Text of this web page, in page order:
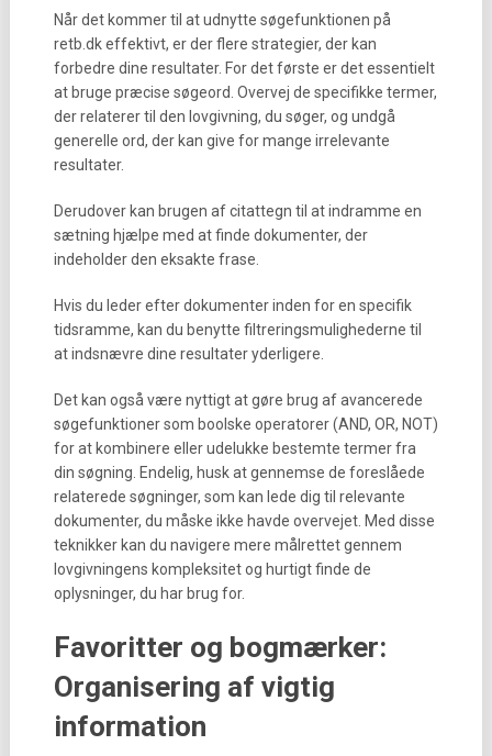
Når det kommer til at udnytte søgefunktionen på
retb.dk effektivt, er der flere strategier, der kan
forbedre dine resultater. For det første er det essentielt
at bruge præcise søgeord. Overvej de specifikke termer,
der relaterer til den lovgivning, du søger, og undgå
generelle ord, der kan give for mange irrelevante
resultater.
Derudover kan brugen af citattegn til at indramme en
sætning hjælpe med at finde dokumenter, der
indeholder den eksakte frase.
Hvis du leder efter dokumenter inden for en specifik
tidsramme, kan du benytte filtreringsmulighederne til
at indsnævre dine resultater yderligere.
Det kan også være nyttigt at gøre brug af avancerede
søgefunktioner som boolske operatorer (AND, OR, NOT)
for at kombinere eller udelukke bestemte termer fra
din søgning. Endelig, husk at gennemse de foreslåede
relaterede søgninger, som kan lede dig til relevante
dokumenter, du måske ikke havde overvejet. Med disse
teknikker kan du navigere mere målrettet gennem
lovgivningens kompleksitet og hurtigt finde de
oplysninger, du har brug for.
Favoritter og bogmærker:
Organisering af vigtig
information